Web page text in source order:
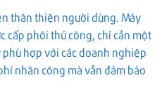
thân thiện người dùng. Máy
cấp phôi thủ công, chỉ cần một
hợp với các doanh nghiệp
nhân công mà vẫn đảm bảo